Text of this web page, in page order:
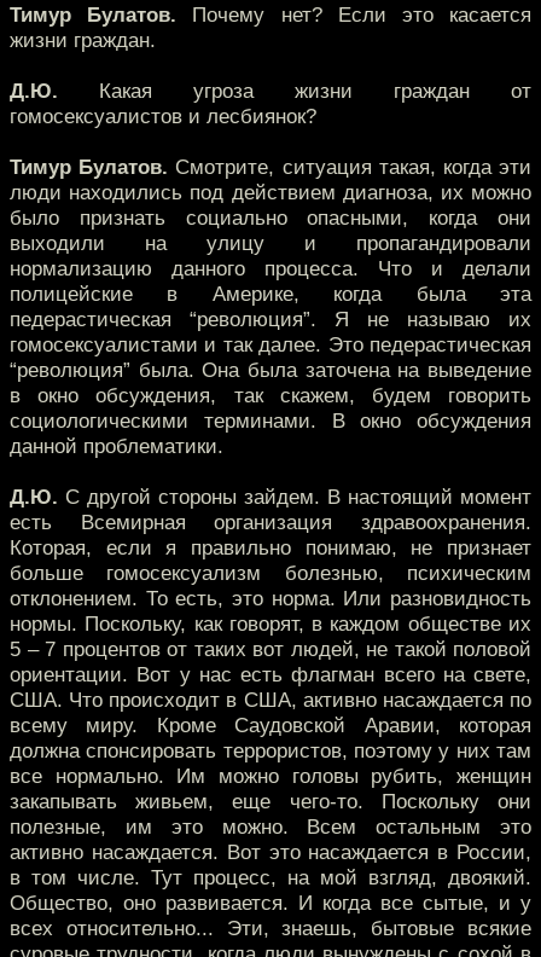
Тимур Булатов. Почему нет? Если это касается
жизни граждан.
Д.Ю. Какая угроза жизни граждан от
гомосексуалистов и лесбиянок?
Тимур Булатов. Смотрите, ситуация такая, когда эти
люди находились под действием диагноза, их можно
было признать социально опасными, когда они
выходили на улицу и пропагандировали
нормализацию данного процесса. Что и делали
полицейские в Америке, когда была эта
педерастическая “революция”. Я не называю их
гомосексуалистами и так далее. Это педерастическая
“революция” была. Она была заточена на выведение
в окно обсуждения, так скажем, будем говорить
социологическими терминами. В окно обсуждения
данной проблематики.
Д.Ю. С другой стороны зайдем. В настоящий момент
есть Всемирная организация здравоохранения.
Которая, если я правильно понимаю, не признает
больше гомосексуализм болезнью, психическим
отклонением. То есть, это норма. Или разновидность
нормы. Поскольку, как говорят, в каждом обществе их
5 – 7 процентов от таких вот людей, не такой половой
ориентации. Вот у нас есть флагман всего на свете,
США. Что происходит в США, активно насаждается по
всему миру. Кроме Саудовской Аравии, которая
должна спонсировать террористов, поэтому у них там
все нормально. Им можно головы рубить, женщин
закапывать живьем, еще чего-то. Поскольку они
полезные, им это можно. Всем остальным это
активно насаждается. Вот это насаждается в России,
в том числе. Тут процесс, на мой взгляд, двоякий.
Общество, оно развивается. И когда все сытые, и у
всех относительно... Эти, знаешь, бытовые всякие